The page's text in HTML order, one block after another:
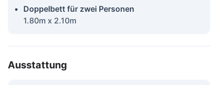
Doppelbett für zwei Personen
1.80m x 2.10m
Ausstattung